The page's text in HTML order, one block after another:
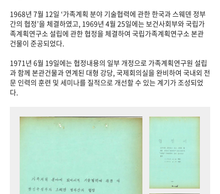
성과 50선 숫자로 보는 50년 50+1주년 광장
세계와 함께 한 KIHASA
VR 역사관
1968년 7월 12일 ‘가족계획 분야 기술협력에 관한 한국과 스웨덴 정부
간의 협정’을 체결하였고, 1969년 4월 25일에는 보건사회부와 국립가
족계획연구소 설립에 관한 협정을 체결하여 국립가족계획연구소 본관
건물이 준공되었다.
1971년 6월 19일에는 협정내용의 일부 개정으로 가족계획연구원 설립
과 함께 본관건물과 연계된 대형 강당, 국제회의실을 완비하여 국내외 전
문 인력의 훈련 및 세미나를 질적으로 개선할 수 있는 계기가 조성되었
다.